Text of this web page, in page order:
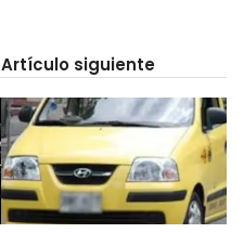
Artículo siguiente